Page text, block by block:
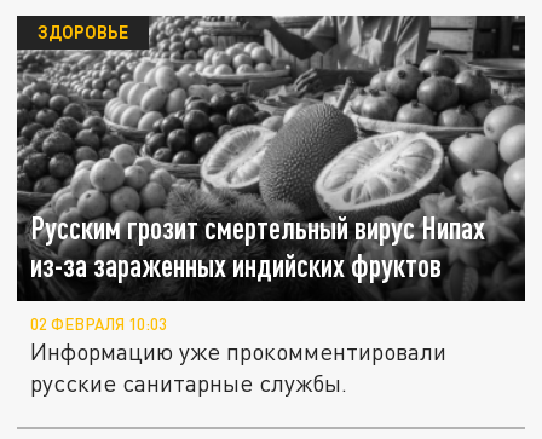
Русским грозит смертельный вирус Нипах
из-за зараженных индийских фруктов
ЗДОРОВЬЕ
02 ФЕВРАЛЯ 10:03
Информацию уже прокомментировали
русские санитарные службы.